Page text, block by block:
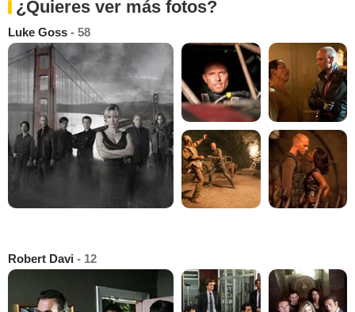
¿Quieres ver más fotos?
Luke Goss - 58
Robert Davi - 12